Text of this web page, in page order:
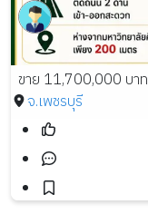
ขาย 11,700,000 บาท
จ.เพชรบุรี